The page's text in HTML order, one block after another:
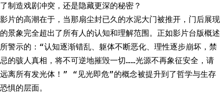
了制造戏剧冲突，还是隐藏更深的秘密？
影片的高潮在于，当那扇尘封已久的水泥大门被推开，门后展现
的景象完全超出了所有人的认知和理解范围。正如影片台版概述
所警示的：“认知逐渐错乱、躯体不断恶化、理性逐步崩坏，禁
忌的骇人真相，将不可逆地摧毁一切……光源不再象征安全，请
远离所有发光体！” “见光即危”的概念被提升到了哲学与生存
恐惧的层面。